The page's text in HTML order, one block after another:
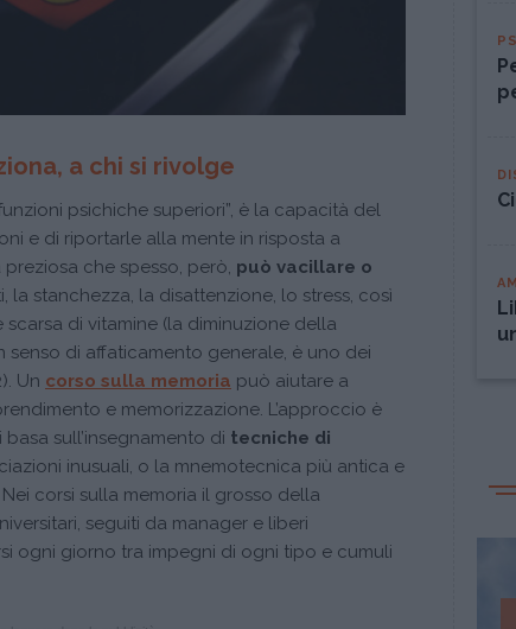
a chi si rivolge
psichiche superiori”, è la capacità del
e di riportarle alla mente in risposta a
che spesso, però, può vacillare o
la stanchezza, la disattenzione, lo stress, così
di vitamine (la diminuzione della
di affaticamento generale, è uno dei
Un corso sulla memoria può aiutare a
e memorizzazione. L’approccio è
sull’insegnamento di tecniche di
inusuali, o la mnemotecnica più antica e
corsi sulla memoria il grosso della
seguiti da manager e liberi
ogni giorno tra impegni di ogni tipo e cumuli